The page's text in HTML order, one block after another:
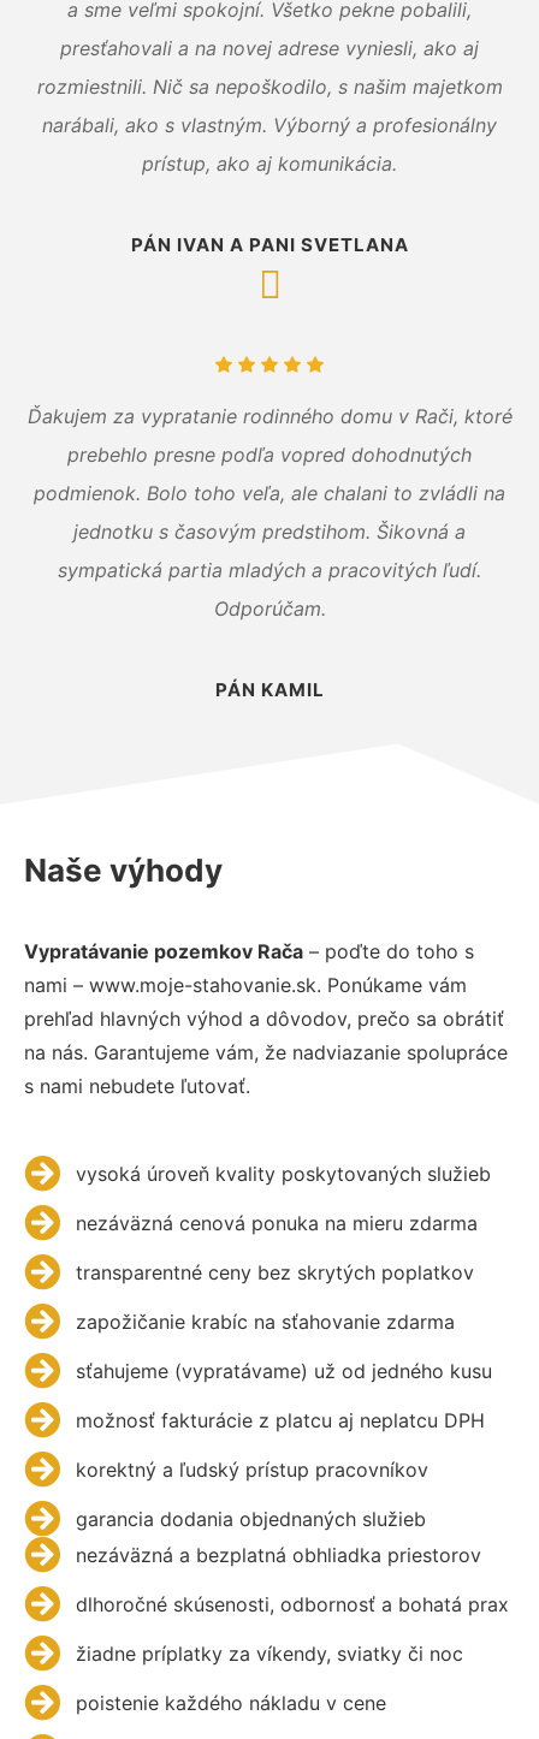
a sme veľmi spokojní. Všetko pekne pobalili,
presťahovali a na novej adrese vyniesli, ako aj
rozmiestnili. Nič sa nepoškodilo, s našim majetkom
narábali, ako s vlastným. Výborný a profesionálny
prístup, ako aj komunikácia.
PÁN IVAN A PANI SVETLANA
Ďakujem za vypratanie rodinného domu v Rači, ktoré
prebehlo presne podľa vopred dohodnutých
podmienok. Bolo toho veľa, ale chalani to zvládli na
jednotku s časovým predstihom. Šikovná a
sympatická partia mladých a pracovitých ľudí.
Odporúčam.
PÁN KAMIL
Naše výhody
Vypratávanie pozemkov Rača – poďte do toho s
nami – www.moje-stahovanie.sk. Ponúkame vám
prehľad hlavných výhod a dôvodov, prečo sa obrátiť
na nás. Garantujeme vám, že nadviazanie spolupráce
s nami nebudete ľutovať.
vysoká úroveň kvality poskytovaných služieb
nezáväzná cenová ponuka na mieru zdarma
transparentné ceny bez skrytých poplatkov
zapožičanie krabíc na sťahovanie zdarma
sťahujeme (vypratávame) už od jedného kusu
možnosť fakturácie z platcu aj neplatcu DPH
korektný a ľudský prístup pracovníkov
garancia dodania objednaných služieb
nezáväzná a bezplatná obhliadka priestorov
dlhoročné skúsenosti, odbornosť a bohatá prax
žiadne príplatky za víkendy, sviatky či noc
poistenie každého nákladu v cene